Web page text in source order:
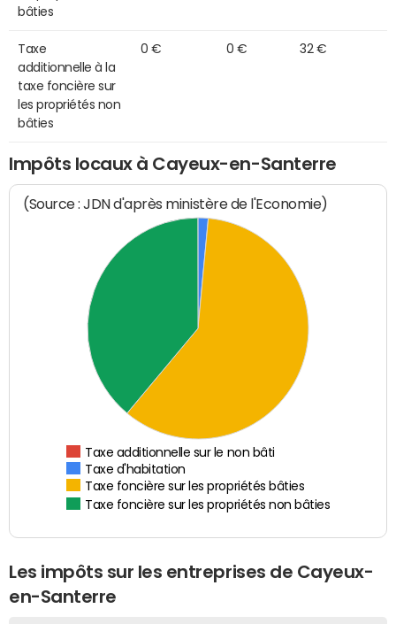
bâties
Taxe
additionnelle à la
taxe foncière sur
les propriétés non
bâties
0 € 0 € 32 €
Impôts locaux à Cayeux-en-Santerre
(Source : JDN d'après ministère de l'Economie)
Taxe additionnelle sur le non bâti
Taxe d'habitation
Taxe foncière sur les propriétés bâties
Taxe foncière sur les propriétés non bâties
Les impôts sur les entreprises de Cayeux-
en-Santerre